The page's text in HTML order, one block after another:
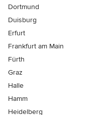
Dortmund
Duisburg
Erfurt
Frankfurt am Main
Fürth
Graz
Halle
Hamm
Heidelberg